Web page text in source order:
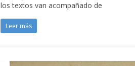
los textos van acompañado de
Leer más